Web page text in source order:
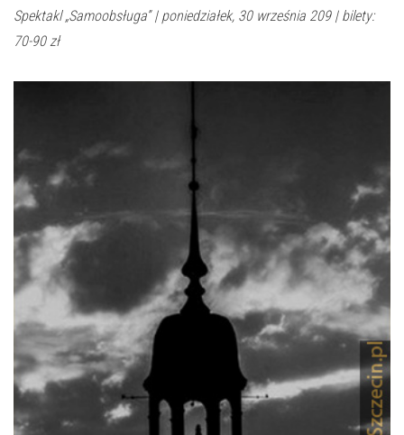
Spektakl „Samoobsługa” | poniedziałek, 30 września 209 | bilety:
70-90 zł